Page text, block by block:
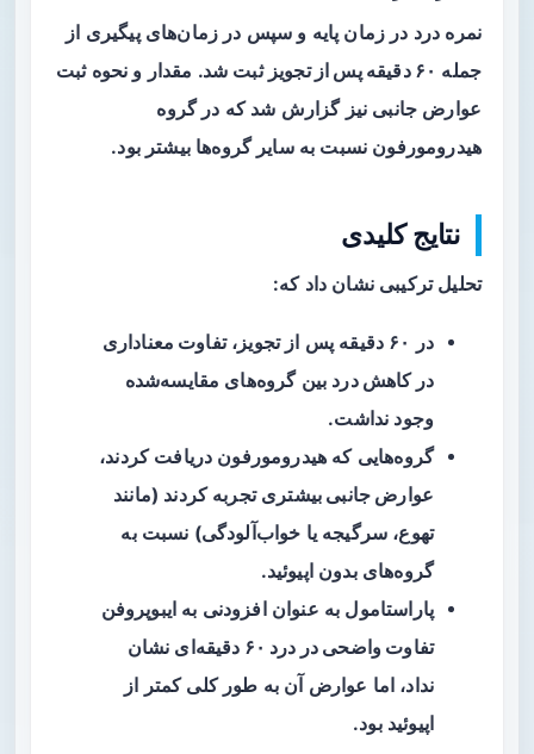
نمره درد در زمان پایه و سپس در زمان‌های پیگیری از
جمله ۶۰ دقیقه پس از تجویز
ثبت شد. مقدار و نحوه ثبت
عوارض جانبی نیز گزارش شد که در گروه
هیدرومورفون نسبت به سایر گروه‌ها بیشتر بود.
نتایج کلیدی
تحلیل ترکیبی نشان داد که:
در ۶۰ دقیقه پس از تجویز،
تفاوت معناداری
در کاهش درد بین گروه‌های مقایسه‌شده
وجود نداشت.
گروه‌هایی که هیدرومورفون دریافت کردند،
عوارض جانبی بیشتری تجربه کردند (مانند
تهوع، سرگیجه یا خواب‌آلودگی) نسبت به
گروه‌های بدون اپیوئید.
پاراستامول به عنوان افزودنی به ایبوپروفن
تفاوت واضحی در درد ۶۰ دقیقه‌ای
نشان
نداد، اما عوارض آن به طور کلی کمتر از
اپیوئید بود.